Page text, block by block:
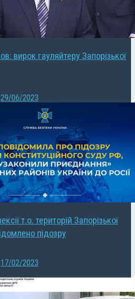
вирок гауляйтеру Запорізької
29/06/2023
т.о. територій Запорізької
підозру
17/02/2023